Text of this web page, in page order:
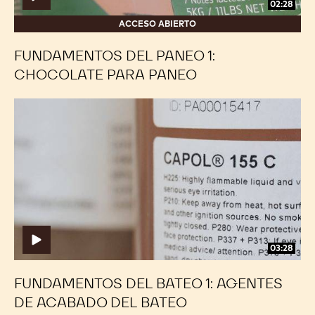
02:28
ACCESO ABIERTO
FUNDAMENTOS DEL PANEO 1:
CHOCOLATE PARA PANEO
03:28
acabado
del
bateo
FUNDAMENTOS DEL BATEO 1: AGENTES
DE ACABADO DEL BATEO
acabado
del
bateo